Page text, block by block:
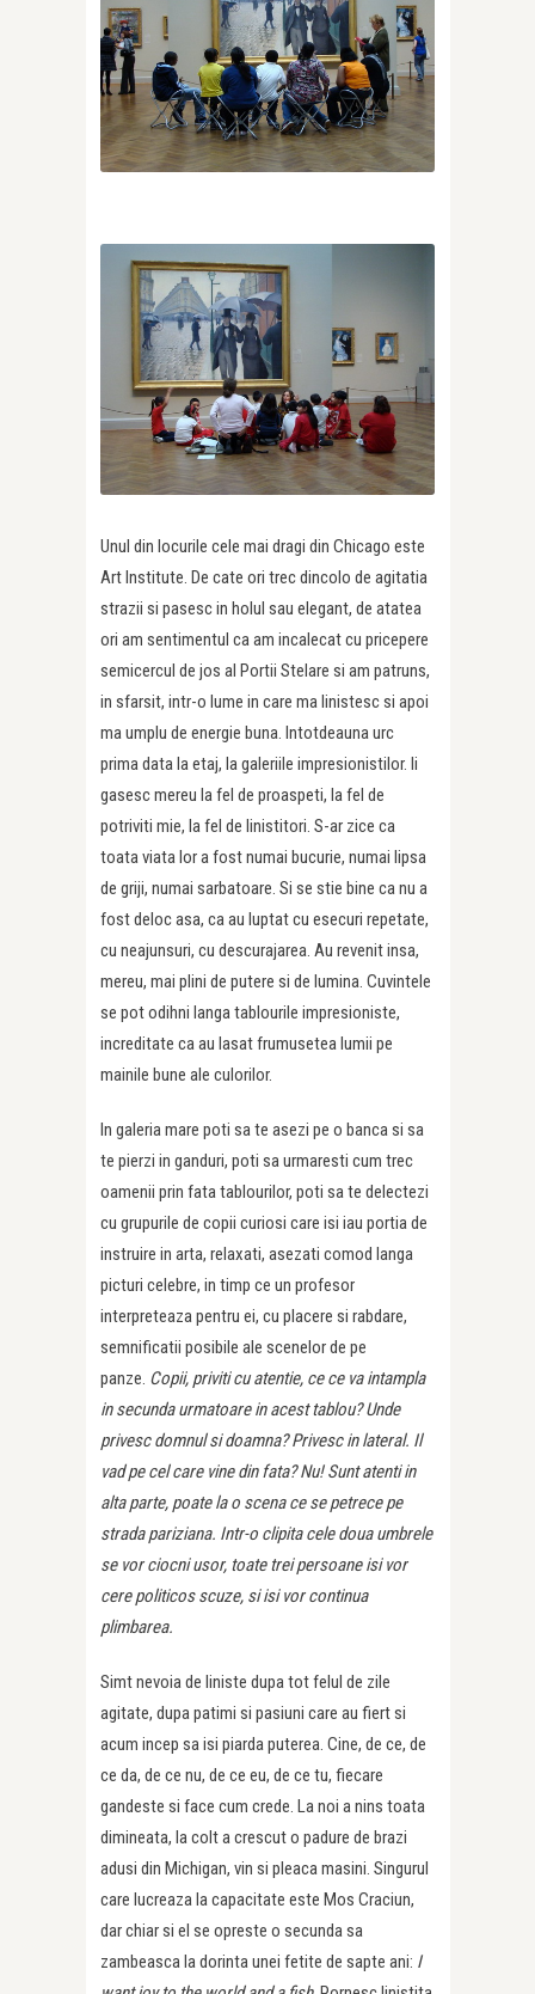
Unul din locurile cele mai dragi din Chicago este
Art Institute. De cate ori trec dincolo de agitatia
strazii si pasesc in holul sau elegant, de atatea
ori am sentimentul ca am incalecat cu pricepere
semicercul de jos al Portii Stelare si am patruns,
in sfarsit, intr-o lume in care ma linistesc si apoi
ma umplu de energie buna. Intotdeauna urc
prima data la etaj, la galeriile impresionistilor. Ii
gasesc mereu la fel de proaspeti, la fel de
potriviti mie, la fel de linistitori. S-ar zice ca
toata viata lor a fost numai bucurie, numai lipsa
de griji, numai sarbatoare. Si se stie bine ca nu a
fost deloc asa, ca au luptat cu esecuri repetate,
cu neajunsuri, cu descurajarea. Au revenit insa,
mereu, mai plini de putere si de lumina. Cuvintele
se pot odihni langa tablourile impresioniste,
increditate ca au lasat frumusetea lumii pe
mainile bune ale culorilor.
In galeria mare poti sa te asezi pe o banca si sa
te pierzi in ganduri, poti sa urmaresti cum trec
oamenii prin fata tablourilor, poti sa te delectezi
cu grupurile de copii curiosi care isi iau portia de
instruire in arta, relaxati, asezati comod langa
picturi celebre, in timp ce un profesor
interpreteaza pentru ei, cu placere si rabdare,
semnificatii posibile ale scenelor de pe
panze. Copii, priviti cu atentie, ce ce va intampla
in secunda urmatoare in acest tablou? Unde
privesc domnul si doamna? Privesc in lateral. Il
vad pe cel care vine din fata? Nu! Sunt atenti in
alta parte, poate la o scena ce se petrece pe
strada pariziana. Intr-o clipita cele doua umbrele
se vor ciocni usor, toate trei persoane isi vor
cere politicos scuze, si isi vor continua
plimbarea.
Simt nevoia de liniste dupa tot felul de zile
agitate, dupa patimi si pasiuni care au fiert si
acum incep sa isi piarda puterea. Cine, de ce, de
ce da, de ce nu, de ce eu, de ce tu, fiecare
gandeste si face cum crede. La noi a nins toata
dimineata, la colt a crescut o padure de brazi
adusi din Michigan, vin si pleaca masini. Singurul
care lucreaza la capacitate este Mos Craciun,
dar chiar si el se opreste o secunda sa
zambeasca la dorinta unei fetite de sapte ani: I